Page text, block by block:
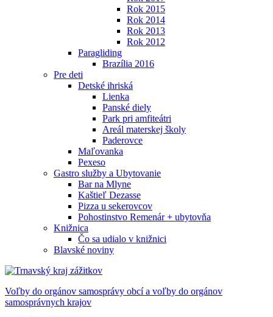
Rok 2015
Rok 2014
Rok 2013
Rok 2012
Paragliding
Brazília 2016
Pre deti
Detské ihriská
Lienka
Panské diely
Park pri amfiteátri
Areál materskej školy
Paderovce
Maľovanka
Pexeso
Gastro služby a Ubytovanie
Bar na Mlyne
Kaštieľ Dezasse
Pizza u sekerovcov
Pohostinstvo Remenár + ubytovňa
Knižnica
Čo sa udialo v knižnici
Blavské noviny
Voľby do orgánov samosprávy obcí a voľby do orgánov
samosprávnych krajov